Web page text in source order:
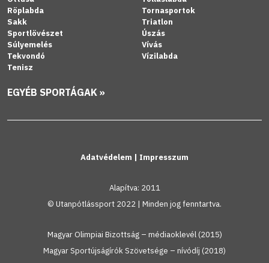
Röplabda
Sakk
Sportlövészet
Súlyemelés
Tekvondó
Tenisz
Tornasportok
Triatlon
Úszás
Vívás
Vízilabda
EGYÉB SPORTÁGAK »
Adatvédelem | Impresszum
Alapítva: 2011
© Utanpótlássport 2022 | Minden jog fenntartva.
Magyar Olimpiai Bizottság – médiaoklevél (2015)
Magyar Sportújságírók Szövetsége – nívódíj (2018)